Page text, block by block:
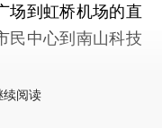
场到虹桥机场的直
民中心到南山科技
续阅读